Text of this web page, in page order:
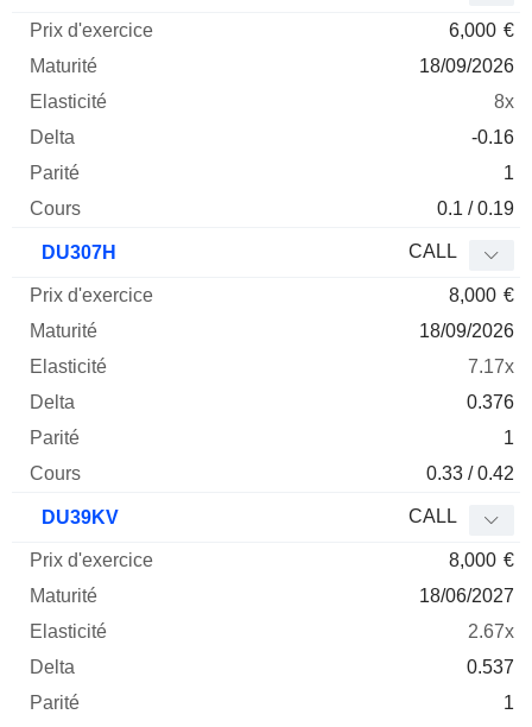
6,000 €
18/09/2026
8x
-0.16
1
0.1 / 0.19
DU307H CALL
8,000 €
18/09/2026
7.17x
0.376
1
0.33 / 0.42
DU39KV CALL
8,000 €
18/06/2027
2.67x
0.537
1